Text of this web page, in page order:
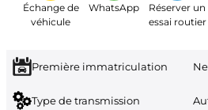
Échange de
véhicule
WhatsApp
Réserver un
essai routier
Première immatriculation
Type de transmission